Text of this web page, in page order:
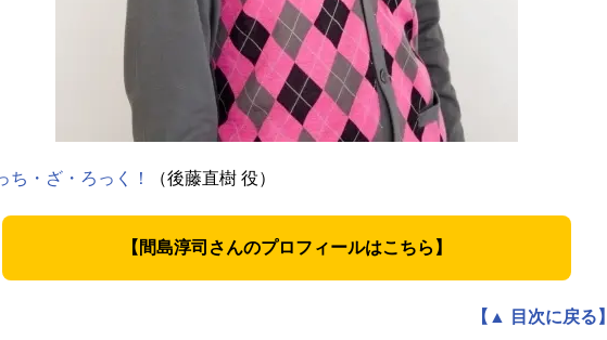
ち・ざ・ろっく！ （後藤直樹 役）
【間島淳司さんのプロフィールはこちら】
【▲ 目次に戻る】